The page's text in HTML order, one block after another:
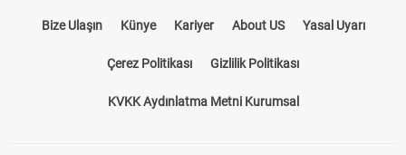
Bize Ulaşın Künye Kariyer About US Yasal Uyarı
Çerez Politikası Gizlilik Politikası
KVKK Aydınlatma Metni Kurumsal